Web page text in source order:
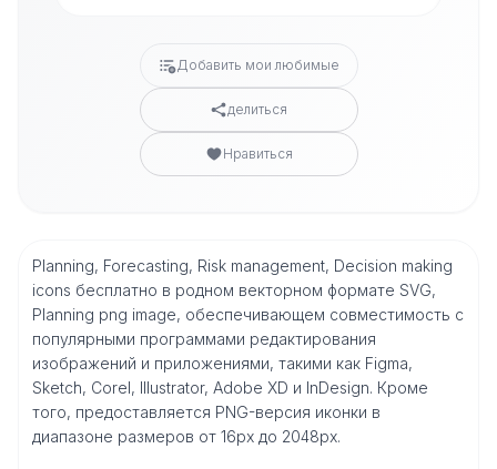
Добавить мои любимые
делиться
Нравиться
Planning, Forecasting, Risk management, Decision making
icons бесплатно в родном векторном формате SVG,
Planning png image, обеспечивающем совместимость с
популярными программами редактирования
изображений и приложениями, такими как Figma,
Sketch, Corel, Illustrator, Adobe XD и InDesign. Кроме
того, предоставляется PNG-версия иконки в
диапазоне размеров от 16px до 2048px.